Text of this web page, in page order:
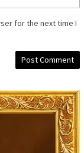
for the next time I